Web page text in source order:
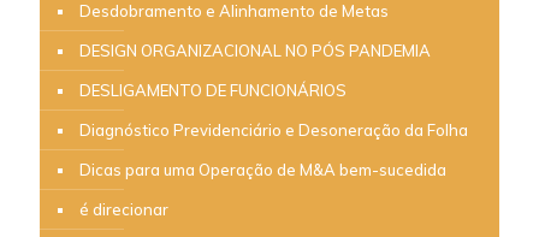
Desdobramento e Alinhamento de Metas
DESIGN ORGANIZACIONAL NO PÓS PANDEMIA
DESLIGAMENTO DE FUNCIONÁRIOS
Diagnóstico Previdenciário e Desoneração da Folha
Dicas para uma Operação de M&A bem-sucedida
é direcionar